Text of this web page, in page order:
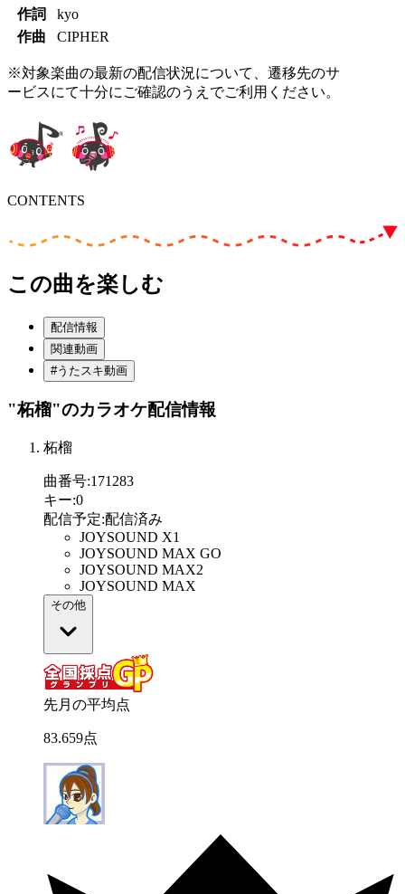
作詞
kyo
作曲
CIPHER
※対象楽曲の最新の配信状況について、遷移先のサ
ービスにて十分にご確認のうえでご利用ください。
CONTENTS
この曲を楽しむ
配信情報
関連動画
#うたスキ動画
"柘榴"のカラオケ配信情報
柘榴
曲番号:171283
キー:0
配信予定:配信済み
JOYSOUND X1
JOYSOUND MAX GO
JOYSOUND MAX2
JOYSOUND MAX
その他
先月の平均点
83.659点